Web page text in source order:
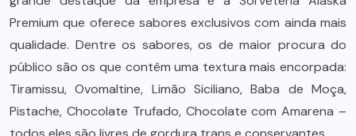
Premium que oferece sabores exclusivos com ainda mais
qualidade. Dentre os sabores, os de maior procura do
público são os que contêm uma textura mais encorpada:
Tiramissu, Ovomaltine, Limão Siciliano, Baba de Moça,
Pistache, Chocolate Trufado, Chocolate com Amarena –